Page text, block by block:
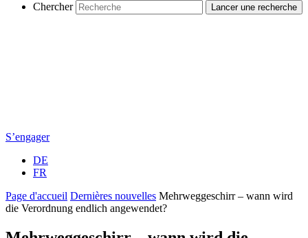
Chercher
S’engager
DE
FR
Page d'accueil Dernières nouvelles Mehrweggeschirr – wann wird
die Verordnung endlich angewendet?